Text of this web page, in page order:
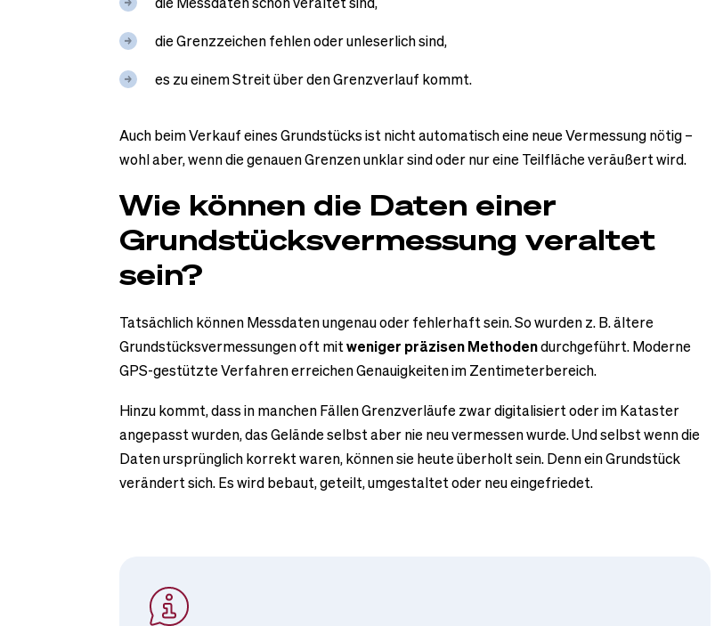
die Grenzzeichen fehlen oder unleserlich sind,
es zu einem Streit über den Grenzverlauf kommt.
Auch beim Verkauf eines Grundstücks ist nicht automatisch eine neue Vermessung nötig –
wohl aber, wenn die genauen Grenzen unklar sind oder nur eine Teilfläche veräußert wird.
Wie können die Daten einer
Grundstücksvermessung veraltet
sein?
Tatsächlich können Messdaten ungenau oder fehlerhaft sein. So wurden z. B. ältere
Grundstücksvermessungen oft mitweniger präzisen Methodendurchgeführt. Moderne
GPS-gestützte Verfahren erreichen Genauigkeiten im Zentimeterbereich.
Hinzu kommt, dass in manchen Fällen Grenzverläufe zwar digitalisiert oder im Kataster
angepasst wurden, das Gelände selbst aber nie neu vermessen wurde. Und selbst wenn die
Daten ursprünglich korrekt waren, können sie heute überholt sein. Denn ein Grundstück
verändert sich. Es wird bebaut, geteilt, umgestaltet oder neu eingefriedet.